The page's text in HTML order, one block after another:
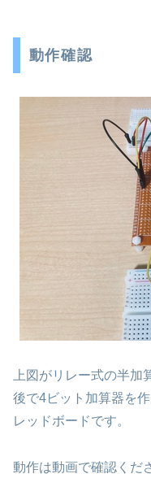
動作確認
上図がリレー式の半加
後で4ビット加算器を
レッドボードです。
動作は動画で確認くだ